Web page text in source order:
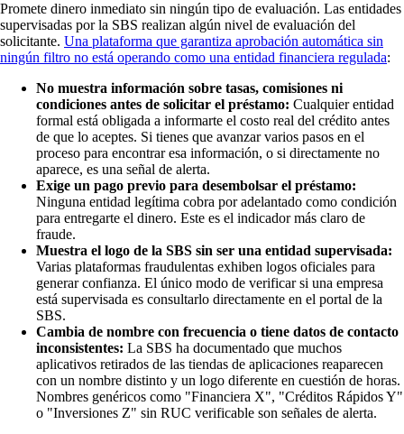
Promete dinero inmediato sin ningún tipo de evaluación. Las entidades
supervisadas por la SBS realizan algún nivel de evaluación del
solicitante. Una plataforma que garantiza aprobación automática sin
ningún filtro no está operando como una entidad financiera regulada:
No muestra información sobre tasas, comisiones ni
condiciones antes de solicitar el préstamo: Cualquier entidad
formal está obligada a informarte el costo real del crédito antes
de que lo aceptes. Si tienes que avanzar varios pasos en el
proceso para encontrar esa información, o si directamente no
aparece, es una señal de alerta.
Exige un pago previo para desembolsar el préstamo:
Ninguna entidad legítima cobra por adelantado como condición
para entregarte el dinero. Este es el indicador más claro de
fraude.
Muestra el logo de la SBS sin ser una entidad supervisada:
Varias plataformas fraudulentas exhiben logos oficiales para
generar confianza. El único modo de verificar si una empresa
está supervisada es consultarlo directamente en el portal de la
SBS.
Cambia de nombre con frecuencia o tiene datos de contacto
inconsistentes: La SBS ha documentado que muchos
aplicativos retirados de las tiendas de aplicaciones reaparecen
con un nombre distinto y un logo diferente en cuestión de horas.
Nombres genéricos como "Financiera X", "Créditos Rápidos Y"
o "Inversiones Z" sin RUC verificable son señales de alerta.